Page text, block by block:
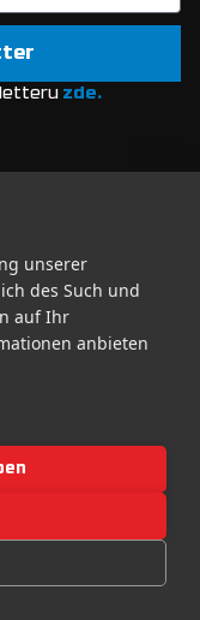
All audiovisual
of these
zde.
unserer
des Such und
auf Ihr
anbieten